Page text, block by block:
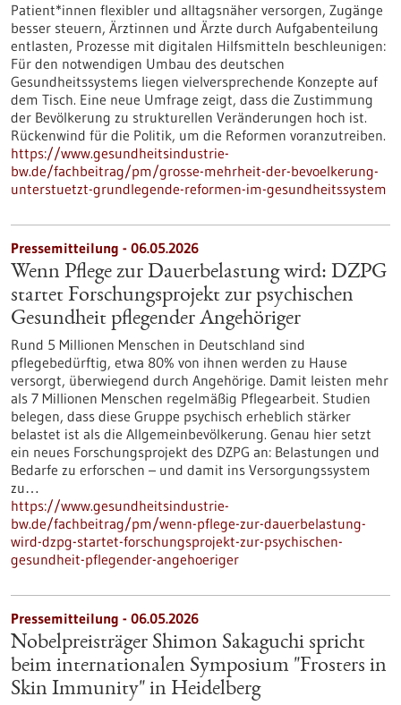
Patient*innen flexibler und alltagsnäher versorgen, Zugänge
besser steuern, Ärztinnen und Ärzte durch Aufgabenteilung
entlasten, Prozesse mit digitalen Hilfsmitteln beschleunigen:
Für den notwendigen Umbau des deutschen
Gesundheitssystems liegen vielversprechende Konzepte auf
dem Tisch. Eine neue Umfrage zeigt, dass die Zustimmung
der Bevölkerung zu strukturellen Veränderungen hoch ist.
Rückenwind für die Politik, um die Reformen voranzutreiben.
https://www.gesundheitsindustrie-
bw.de/fachbeitrag/pm/grosse-mehrheit-der-bevoelkerung-
unterstuetzt-grundlegende-reformen-im-gesundheitssystem
Pressemitteilung - 06.05.2026
Wenn Pflege zur Dauerbelastung wird: DZPG
startet Forschungsprojekt zur psychischen
Gesundheit pflegender Angehöriger
Rund 5 Millionen Menschen in Deutschland sind
pflegebedürftig, etwa 80% von ihnen werden zu Hause
versorgt, überwiegend durch Angehörige. Damit leisten mehr
als 7 Millionen Menschen regelmäßig Pflegearbeit. Studien
belegen, dass diese Gruppe psychisch erheblich stärker
belastet ist als die Allgemeinbevölkerung. Genau hier setzt
ein neues Forschungsprojekt des DZPG an: Belastungen und
Bedarfe zu erforschen – und damit ins Versorgungssystem
zu…
https://www.gesundheitsindustrie-
bw.de/fachbeitrag/pm/wenn-pflege-zur-dauerbelastung-
wird-dzpg-startet-forschungsprojekt-zur-psychischen-
gesundheit-pflegender-angehoeriger
Pressemitteilung - 06.05.2026
Nobelpreisträger Shimon Sakaguchi spricht
beim internationalen Symposium "Frosters in
Skin Immunity" in Heidelberg